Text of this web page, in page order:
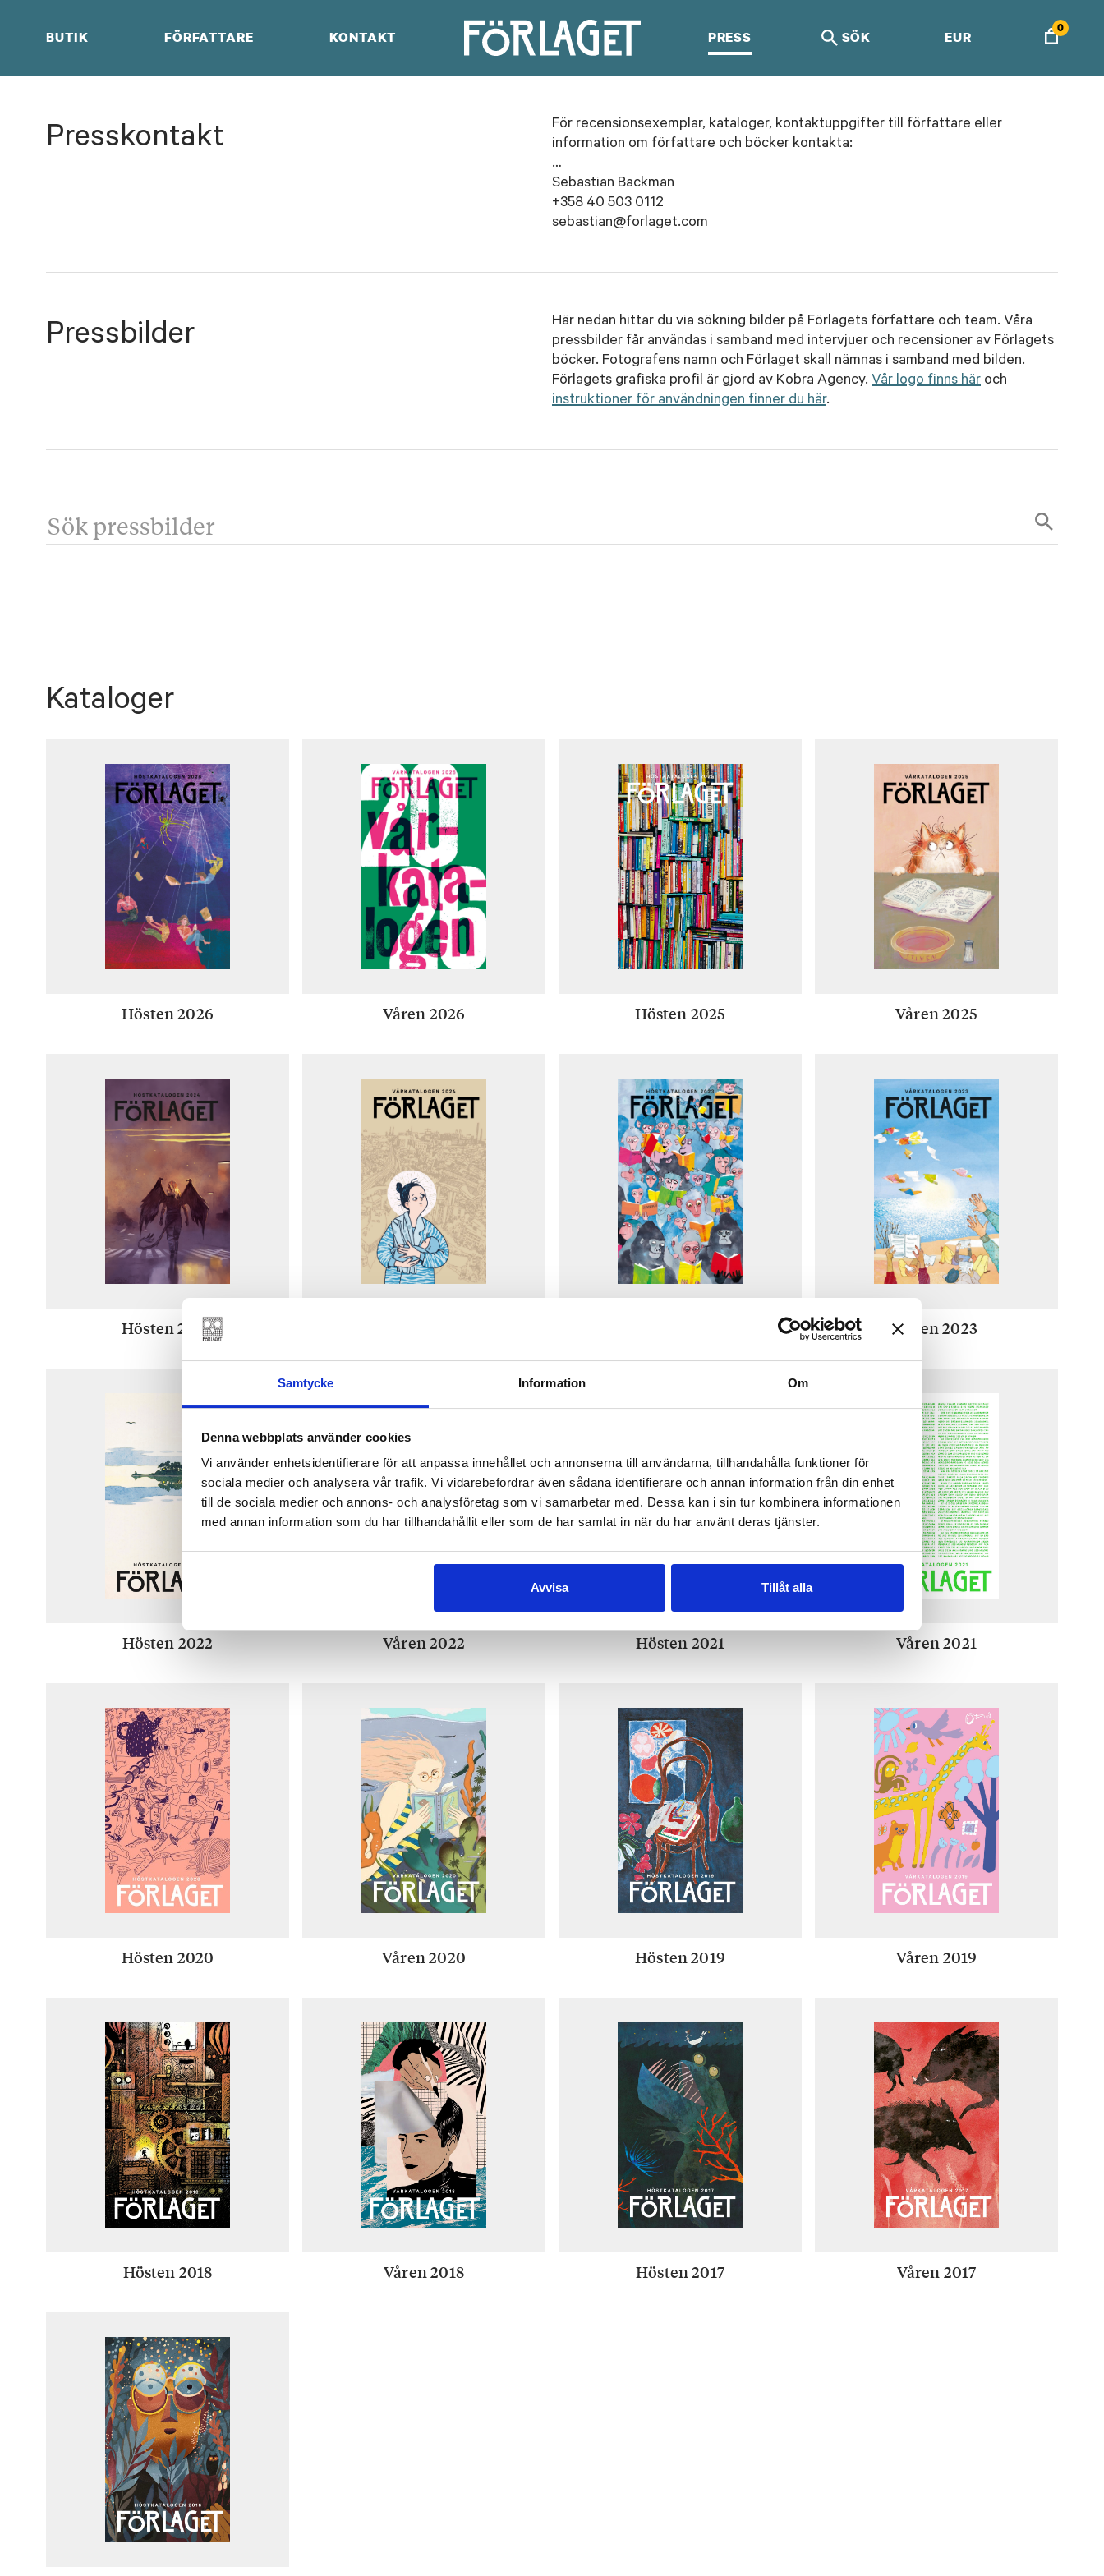
Samtycke Information Om
Denna webbplats använder cookies
Vi använder enhetsidentifierare för att anpassa innehållet och annonserna till användarna, tillhandahålla funktioner för
sociala medier och analysera vår trafik. Vi vidarebefordrar även sådana identifierare och annan information från din enhet
till de sociala medier och annons- och analysföretag som vi samarbetar med. Dessa kan i sin tur kombinera informationen
med annan information som du har tillhandahållit eller som de har samlat in när du har använt deras tjänster.
Avvisa Tillåt alla
BUTIK FÖRFATTARE KONTAKT PRESS SÖK EUR
0
Presskontakt
För recensionsexemplar, kataloger, kontaktuppgifter till författare eller
information om författare och böcker kontakta:
…
Sebastian Backman
+358 40 503 0112
sebastian@forlaget.com
Pressbilder
Här nedan hittar du via sökning bilder på Förlagets författare och team. Våra
pressbilder får användas i samband med intervjuer och recensioner av Förlagets
böcker. Fotografens namn och Förlaget skall nämnas i samband med bilden.
Förlagets grafiska profil är gjord av Kobra Agency. Vår logo finns här och
instruktioner för användningen finner du här.
Kataloger
Hösten 2026 Våren 2026 Hösten 2025 Våren 2025
Hösten 2024 Våren 2023
Hösten 2022 Våren 2022 Hösten 2021 Våren 2021
Hösten 2020 Våren 2020 Hösten 2019 Våren 2019
Hösten 2018 Våren 2018 Hösten 2017 Våren 2017